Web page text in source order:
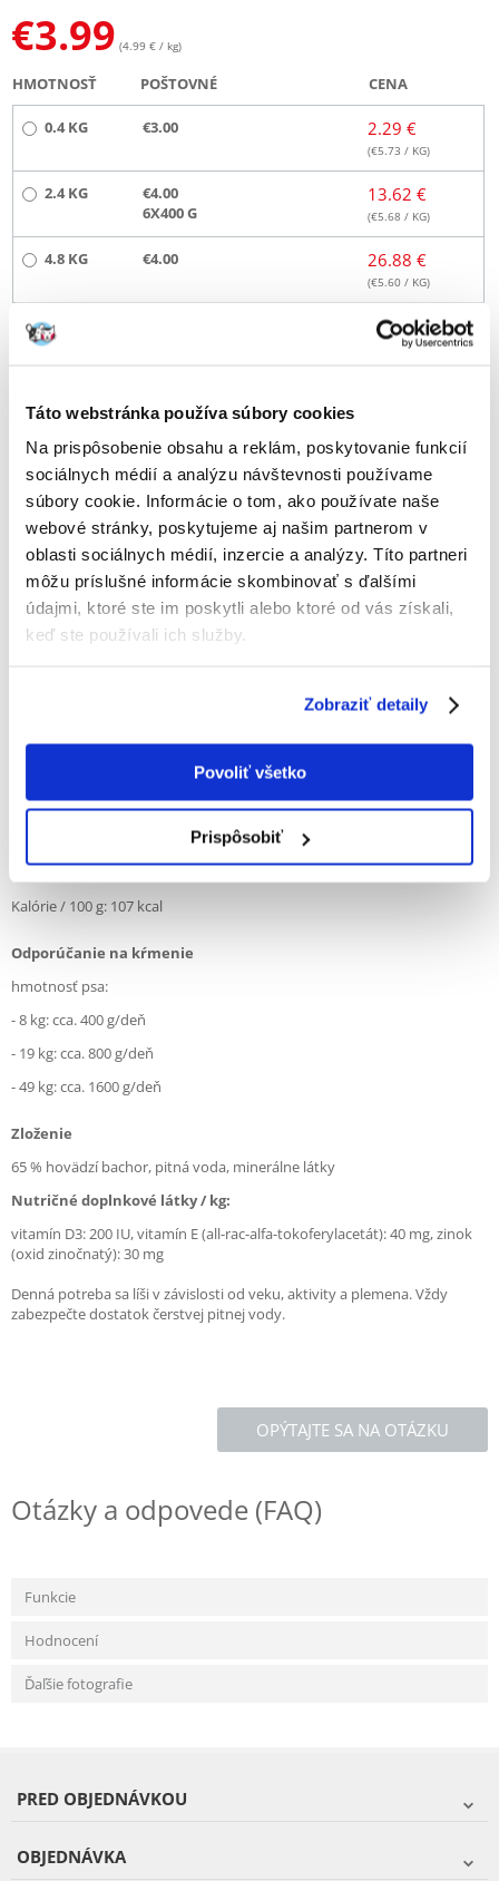
Táto webstránka používa súbory cookies
Na prispôsobenie obsahu a reklám, poskytovanie funkcií
sociálnych médií a analýzu návštevnosti používame
súbory cookie. Informácie o tom, ako používate naše
webové stránky, poskytujeme aj našim partnerom v
oblasti sociálnych médií, inzercie a analýzy. Títo partneri
môžu príslušné informácie skombinovať s ďalšími
údajmi, ktoré ste im poskytli alebo ktoré od vás získali,
keď ste používali ich služby.
Zobraziť detaily
Povoliť všetko
Prispôsobiť
€3.99 (4.99 € / kg)
HMOTNOSŤ POŠTOVNÉ CENA
0.4 KG €3.00 2.29 €
(€5.73 / KG)
2.4 KG
€4.00
6X400 G
13.62 €
(€5.68 / KG)
4.8 KG €4.00 26.88 €
(€5.60 / KG)
ODOSIELAME DO 48HODÍN
Popis
Single meat – výhradne s čistým bachorom – je unikátnym zložením
výhradne s hovädzím bachorom. Pre citlivých a vyberavých psov. Táto
diéta je obzvlášť vhodná pre vyváženú výživu bohatú na bielkoviny bez
sacharidov (bez obilnín). Skutočnosť, že sa používa iba hovädzí bachor,
znižuje aj riziko alergií a intolerancií na krmivo.
Všeobecné informácie
pre citlivé psy
bez obilnín
bez sóje, bez farbív a konzervačných látok
800 g plechovka
Kompletné krmivo pre dospelých psov
Informácie o výžive
Kalórie / 100 g: 107 kcal
Odporúčanie na kŕmenie
hmotnosť psa:
- 8 kg: cca. 400 g/deň
- 19 kg: cca. 800 g/deň
- 49 kg: cca. 1600 g/deň
Zloženie
65 % hovädzí bachor, pitná voda, minerálne látky
Nutričné doplnkové látky / kg:
vitamín D3: 200 IU, vitamín E (all-rac-alfa-tokoferylacetát): 40 mg, zinok
(oxid zinočnatý): 30 mg
Denná potreba sa líši v závislosti od veku, aktivity a plemena. Vždy
zabezpečte dostatok čerstvej pitnej vody.
OPÝTAJTE SA NA OTÁZKU
Otázky a odpovede (FAQ)
Funkcie
Hodnocení
Ďaľšie fotografie
PRED OBJEDNÁVKOU
OBJEDNÁVKA